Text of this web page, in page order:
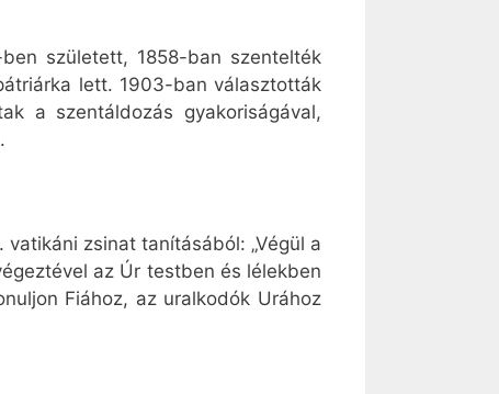
született, 1858-ban szentelték
lett. 1903-ban választották
a szentáldozás gyakoriságával,
zsinat tanításából: „Végül a
az Úr testben és lélekben
Fiához, az uralkodók Urához